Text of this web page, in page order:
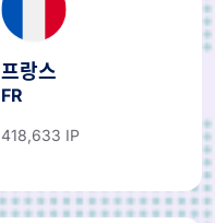
프랑스
FR
418,633 IP